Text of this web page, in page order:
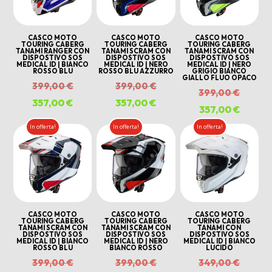
CASCO MOTO
TOURING CABERG
TANAMI RANGER CON
DISPOSTIVO SOS
MEDICAL ID | BIANCO
ROSSO BLU
399,00€Il
prezzo
originale
era:
399,00 €.
357,00€Il
attuale
è:
357,00 €.
CASCO MOTO
TOURING CABERG
TANAMI SCRAM CON
DISPOSTIVO SOS
MEDICAL ID | NERO
ROSSO BLU AZZURRO
399,00€Il
prezzo
originale
era:
399,00 €.
357,00€Il
attuale
è:
357,00 €.
CASCO MOTO
TOURING CABERG
TANAMI SCRAM CON
DISPOSTIVO SOS
MEDICAL ID | NERO
GRIGIO BIANCO
GIALLO FLUO OPACO
399,00€Il
prezzo
era:
357,00€Il
prezzo
attuale
è:
357,00
In offerta!
CASCO MOTO
TOURING CABERG
TANAMI SCRAM CON
DISPOSTIVO SOS
MEDICAL ID | BIANCO
ROSSO BLU
399,00€Il
In offerta!
CASCO MOTO
TOURING CABERG
TANAMI SCRAM CON
DISPOSTIVO SOS
MEDICAL ID | NERO
BIANCO ROSSO
399,00€Il
In offerta!
CASCO MOTO
TOURING CABERG
TANAMI CON
DISPOSTIVO SOS
MEDICAL ID | BIANCO
LUCIDO
349,00€Il